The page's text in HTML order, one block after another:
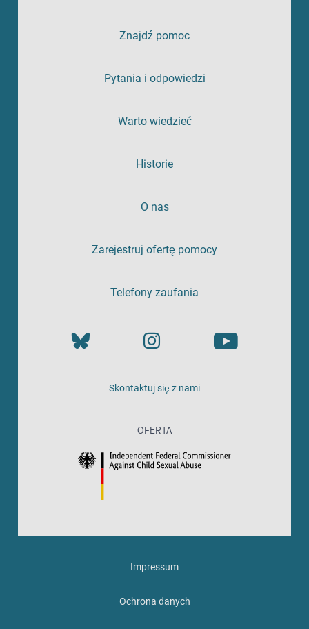
Znajdź pomoc
Pytania i odpowiedzi
Warto wiedzieć
Historie
O nas
Zarejestruj ofertę pomocy
Telefony zaufania
Skontaktuj się z nami
OFERTA
Impressum
Ochrona danych